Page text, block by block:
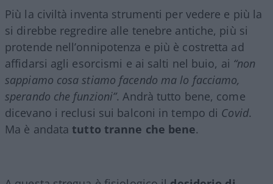
Più la civiltà inventa strumenti per vedere e più la
si direbbe regredire alle tenebre antiche, più si
protende nell’onnipotenza e più è costretta ad
affidarsi agli esorcismi e ai salti nel buio, ai “non
sappiamo cosa stiamo facendo ma lo facciamo,
sperando che funzioni”. Andrà tutto bene, come
dicevano i reclusi sui balconi in tempo di Covid.
Ma è andatatutto tranne che bene.